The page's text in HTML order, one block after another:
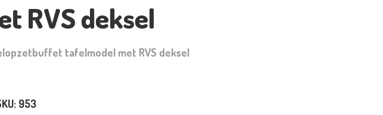
RVS deksel
tafelmodel met RVS deksel
953